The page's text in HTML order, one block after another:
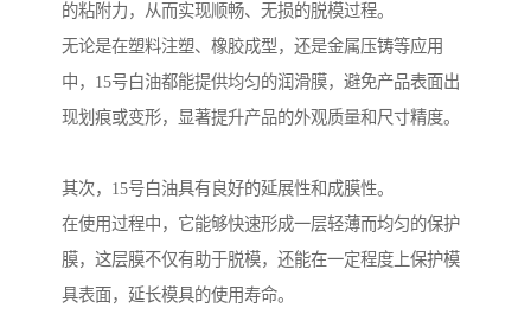
的粘附力，从而实现顺畅、无损的脱模过程。
无论是在塑料注塑、橡胶成型，还是金属压铸等应用
中，15号白油都能提供均匀的润滑膜，避免产品表面出
现划痕或变形，显著提升产品的外观质量和尺寸精度。
其次，15号白油具有良好的延展性和成膜性。
在使用过程中，它能够快速形成一层轻薄而均匀的保护
膜，这层膜不仅有助于脱模，还能在一定程度上保护模
具表面，延长模具的使用寿命。